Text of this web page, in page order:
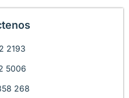
2193
5006
268